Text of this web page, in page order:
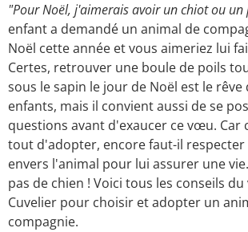
"Pour Noël, j'aimerais avoir un chiot ou un
enfant a demandé un animal de
Noël cette année et vous aimeriez lui
Certes, retrouver une boule de poils
sous le sapin le jour de Noël est le
enfants, mais il convient aussi de se
questions avant d'exaucer ce vœu. Car
tout d'adopter, encore faut-il respecter
envers l'animal pour lui assurer une
pas de chien ! Voici tous les conseils
Cuvelier pour choisir et adopter un
compagnie.